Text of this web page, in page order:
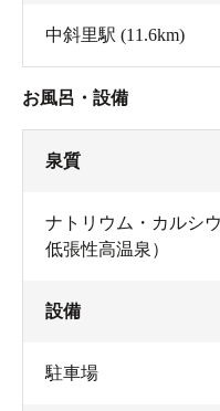
中斜里駅 (11.6km)
お風呂・設備
泉質
ナトリウム・カルシ
低張性高温泉）
設備
駐車場